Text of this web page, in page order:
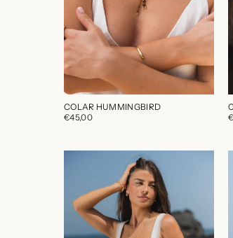
COLAR HUMMINGBIRD
€45,00